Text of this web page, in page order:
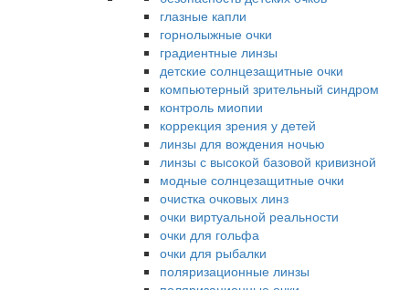
глазные капли
горнолыжные очки
градиентные линзы
детские солнцезащитные очки
компьютерный зрительный синдром
контроль миопии
коррекция зрения у детей
линзы для вождения ночью
линзы с высокой базовой кривизной
модные солнцезащитные очки
очистка очковых линз
очки виртуальной реальности
очки для гольфа
очки для рыбалки
поляризационные линзы